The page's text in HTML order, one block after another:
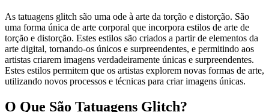
As tatuagens glitch são uma ode à arte da torção e distorção. São
uma forma única de arte corporal que incorpora estilos de arte de
torção e distorção. Estes estilos são criados a partir de elementos da
arte digital, tornando-os únicos e surpreendentes, e permitindo aos
artistas criarem imagens verdadeiramente únicas e surpreendentes.
Estes estilos permitem que os artistas explorem novas formas de arte,
utilizando novos processos e técnicas para criar imagens únicas.
O Que São Tatuagens Glitch?